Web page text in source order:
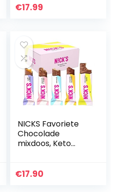
g – doos met 24
€17.99
NICKS Favoriete
Chocolade
mixdoos, Keto
Toegevoegde
€17.90